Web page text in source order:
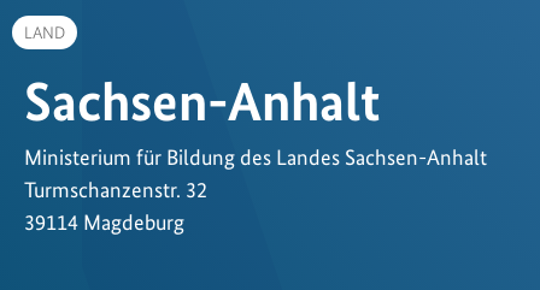
Sachsen-Anhalt
Ministerium für Bildung des Landes Sachsen-Anhalt
Turmschanzenstr. 32
39114 Magdeburg
LAND